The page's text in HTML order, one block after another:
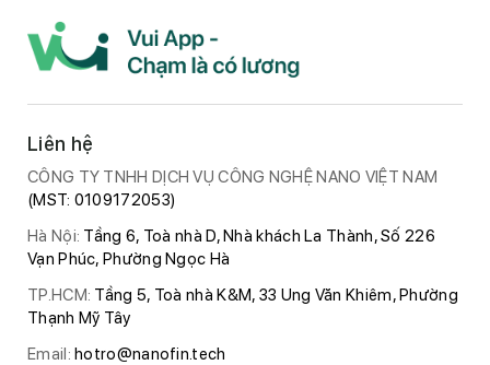
Liên hệ
CÔNG TY TNHH DỊCH VỤ CÔNG NGHỆ NANO VIỆT NAM
(MST: 0109172053)
Hà Nội: Tầng 6, Toà nhà D, Nhà khách La Thành, Số 226
Vạn Phúc, Phường Ngọc Hà
TP.HCM: Tầng 5, Toà nhà K&M, 33 Ung Văn Khiêm, Phường
Thạnh Mỹ Tây
Email: hotro@nanofin.tech